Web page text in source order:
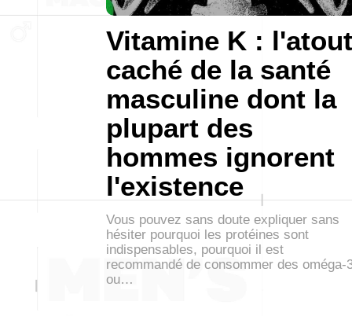
Vitamine K : l'atout
caché de la santé
masculine dont la
plupart des
hommes ignorent
l'existence
Vous pouvez sans doute expliquer sans
hésiter pourquoi les protéines sont
indispensables, pourquoi il est
recommandé de consommer des oméga-
ou…